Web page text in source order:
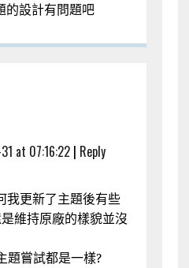
設計有問題吧
at 07:16:22| Reply
我更新了主題後有些
維持原廠的樣貌並沒
題嘗試都是一樣?